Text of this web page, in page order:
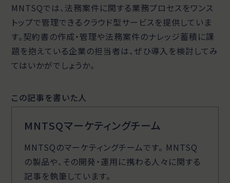
MNTSQでは、法務案件に関する業務プロセスをワンス
トップで管理できるクラウド型サービスを提供していま
す。契約書の作成・管理や法務案件のナレッジ蓄積に課
題を抱えている企業の担当者は、ぜひ導入を検討してみ
てはいかがでしょうか。
この記事を書いた人
MNTSQマーケティングチーム
MNTSQのマーケティングチームです。 MNTSQ
の製品や、その開発・運用に携わる人々に関する
記事を執筆しています。